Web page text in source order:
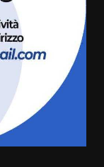
di arma
molla e
per